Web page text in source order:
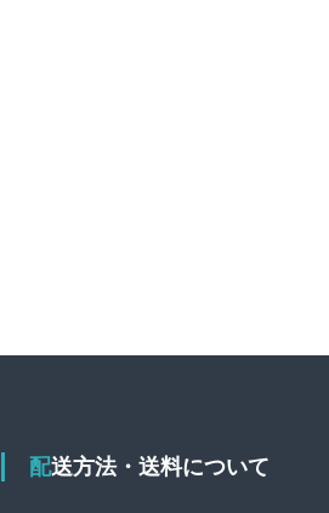
配送方法・送料について